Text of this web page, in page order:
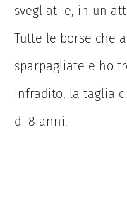
svegliati e, in un
Tutte le borse che
sparpagliate e ho
infradito, la taglia
di 8 anni.